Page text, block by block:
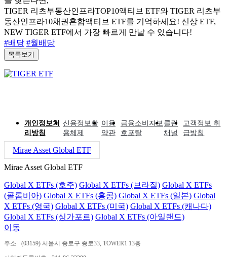
TIGER 리츠부동산인프라TOP10액티브 ETF와 TIGER 리츠부
동산인프라10채권혼합액티브 ETF를 기억하세요! 신상 ETF,
NEW TIGER ETF에서 가장 빠르게 만날 수 있습니다!
#배당 #월배당
목록보기
개인정보처
리방침
신용정보활
용체제
이용
약관
금융소비자보
호포탈
클린
채널
고객정보 취
급방침
Mirae Asset Global ETF
Mirae Asset Global ETF
Global X ETFs (호주) Global X ETFs (브라질) Global X ETFs
(콜롬비아) Global X ETFs (홍콩) Global X ETFs (일본) Global
X ETFs (영국) Global X ETFs (미국) Global X ETFs (캐나다)
Global X ETFs (싱가포르) Global X ETFs (아일랜드)
이동
주소 (03159) 서울시 종로구 종로33, TOWER1 13층